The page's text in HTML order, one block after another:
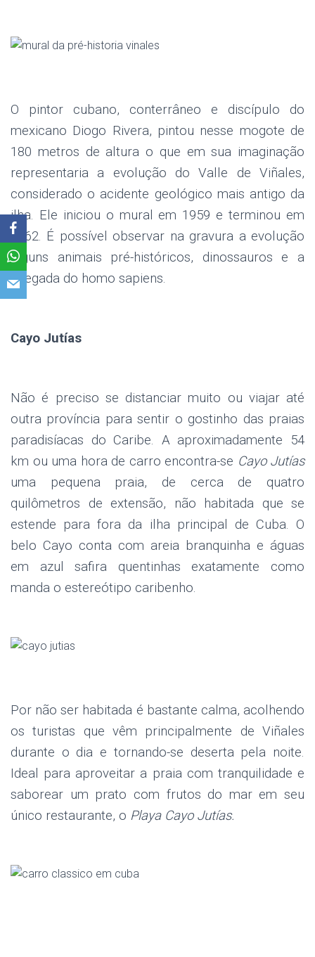
O pintor cubano, conterrâneo e discípulo do
mexicano Diogo Rivera, pintou nesse mogote de
180 metros de altura o que em sua imaginação
representaria a evolução do Valle de Viñales,
considerado o acidente geológico mais antigo da
ilha. Ele iniciou o mural em 1959 e terminou em
1962. É possível observar na gravura a evolução
alguns animais pré-históricos, dinossauros e a
chegada do homo sapiens.
Cayo Jutías
Não é preciso se distanciar muito ou viajar até
outra província para sentir o gostinho das praias
paradisíacas do Caribe. A aproximadamente 54
km ou uma hora de carro encontra-se Cayo Jutías
uma pequena praia, de cerca de quatro
quilômetros de extensão, não habitada que se
estende para fora da ilha principal de Cuba. O
belo Cayo conta com areia branquinha e águas
em azul safira quentinhas exatamente como
manda o estereótipo caribenho.
Por não ser habitada é bastante calma, acolhendo
os turistas que vêm principalmente de Viñales
durante o dia e tornando-se deserta pela noite.
Ideal para aproveitar a praia com tranquilidade e
saborear um prato com frutos do mar em seu
único restaurante, o Playa Cayo Jutías.